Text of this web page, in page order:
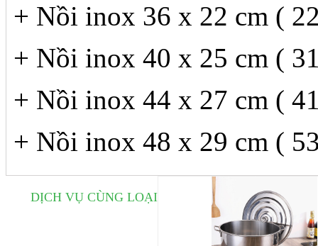
+ Nồi inox 36 x 22 cm (
+ Nồi inox 40 x 25 cm (
+ Nồi inox 44 x 27 cm (
+ Nồi inox 48 x 29 cm (
DỊCH VỤ CÙNG LOẠI